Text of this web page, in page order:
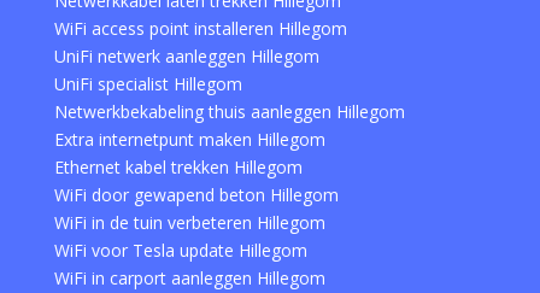
WiFi access point installeren Hillegom
UniFi netwerk aanleggen Hillegom
UniFi specialist Hillegom
Netwerkbekabeling thuis aanleggen Hillegom
Extra internetpunt maken Hillegom
Ethernet kabel trekken Hillegom
WiFi door gewapend beton Hillegom
WiFi in de tuin verbeteren Hillegom
WiFi voor Tesla update Hillegom
WiFi in carport aanleggen Hillegom